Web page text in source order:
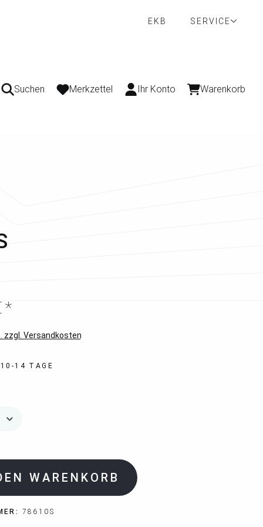
EKB SERVICE
Suchen Merkzettel Ihr Konto Warenkorb
zzgl. Versandkosten
14 TAGE
WARENKORB
78610S